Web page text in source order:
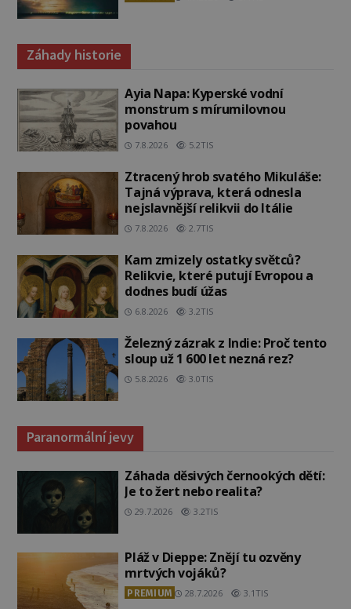
Záhady historie
Ayia Napa: Kyperské vodní
monstrum s mírumilovnou
povahou
7.8.2026 5.2TIS
Ztracený hrob svatého Mikuláše:
Tajná výprava, která odnesla
nejslavnější relikvii do Itálie
7.8.2026 2.7TIS
Kam zmizely ostatky světců?
Relikvie, které putují Evropou a
dodnes budí úžas
6.8.2026 3.2TIS
Železný zázrak z Indie: Proč tento
sloup už 1 600 let nezná rez?
5.8.2026 3.0TIS
Paranormální jevy
Záhada děsivých černookých dětí:
Je to žert nebo realita?
29.7.2026 3.2TIS
Pláž v Dieppe: Znějí tu ozvěny
mrtvých vojáků?
PREMIUM 28.7.2026 3.1TIS